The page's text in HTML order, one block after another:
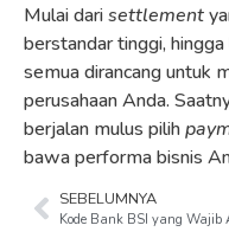
Mulai darisettlement
berstandar tinggi, hingga
semua dirancang untuk
perusahaan Anda.
berjalan mulus pilih
bawa performa bisnis
SEBELUMNYA